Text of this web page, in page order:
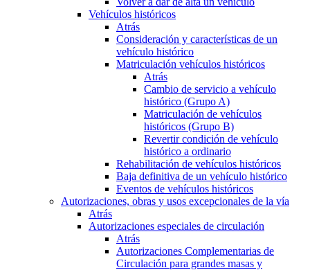
Vehículos históricos
Atrás
Consideración y características de un
vehículo histórico
Matriculación vehículos históricos
Atrás
Cambio de servicio a vehículo
histórico (Grupo A)
Matriculación de vehículos
históricos (Grupo B)
Revertir condición de vehículo
histórico a ordinario
Rehabilitación de vehículos históricos
Baja definitiva de un vehículo histórico
Eventos de vehículos históricos
Autorizaciones, obras y usos excepcionales de la vía
Atrás
Autorizaciones especiales de circulación
Atrás
Autorizaciones Complementarias de
Circulación para grandes masas y